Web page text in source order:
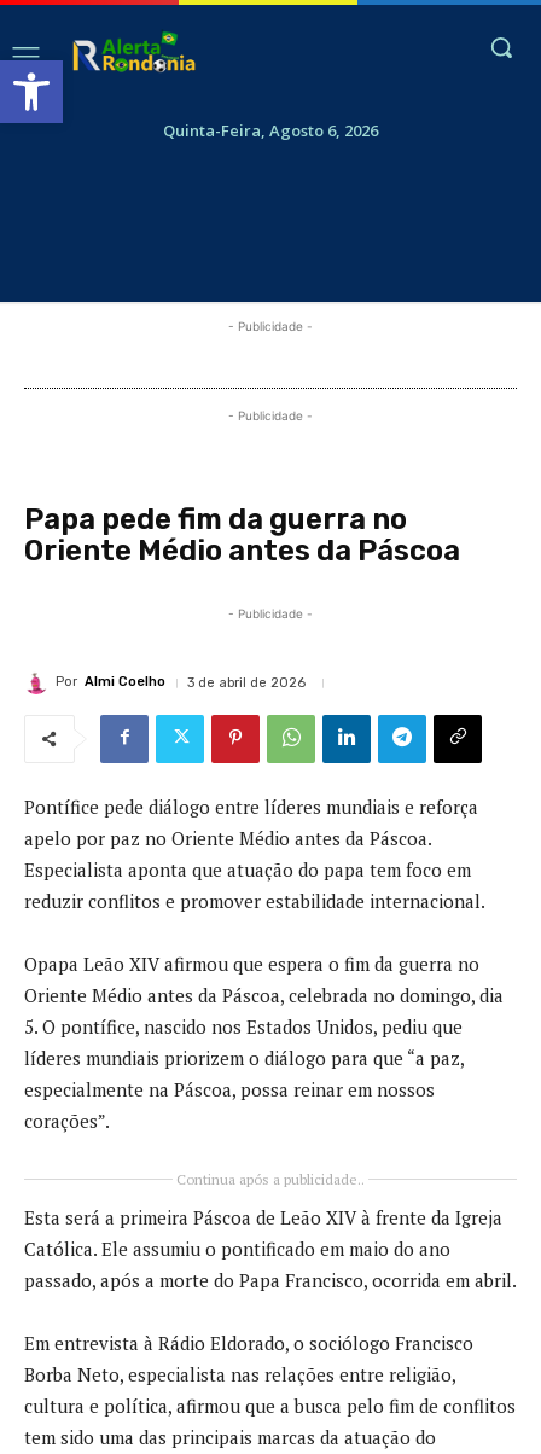
Abrir a barra de ferramentas
Quinta-Feira, Agosto 6, 2026
- Publicidade -
- Publicidade -
Papa pede fim da guerra no
Oriente Médio antes da Páscoa
- Publicidade -
Por Almi Coelho 3 de abril de 2026
Pontífice pede diálogo entre líderes mundiais e reforça
apelo por paz no Oriente Médio antes da Páscoa.
Especialista aponta que atuação do papa tem foco em
reduzir conflitos e promover estabilidade internacional.
Opapa Leão XIV afirmou que espera o fim da guerra no
Oriente Médio antes da Páscoa, celebrada no domingo, dia
5. O pontífice, nascido nos Estados Unidos, pediu que
líderes mundiais priorizem o diálogo para que “a paz,
especialmente na Páscoa, possa reinar em nossos
corações”.
Continua após a publicidade..
Esta será a primeira Páscoa de Leão XIV à frente da Igreja
Católica. Ele assumiu o pontificado em maio do ano
passado, após a morte do Papa Francisco, ocorrida em abril.
Em entrevista à Rádio Eldorado, o sociólogo Francisco
Borba Neto, especialista nas relações entre religião,
cultura e política, afirmou que a busca pelo fim de conflitos
tem sido uma das principais marcas da atuação do